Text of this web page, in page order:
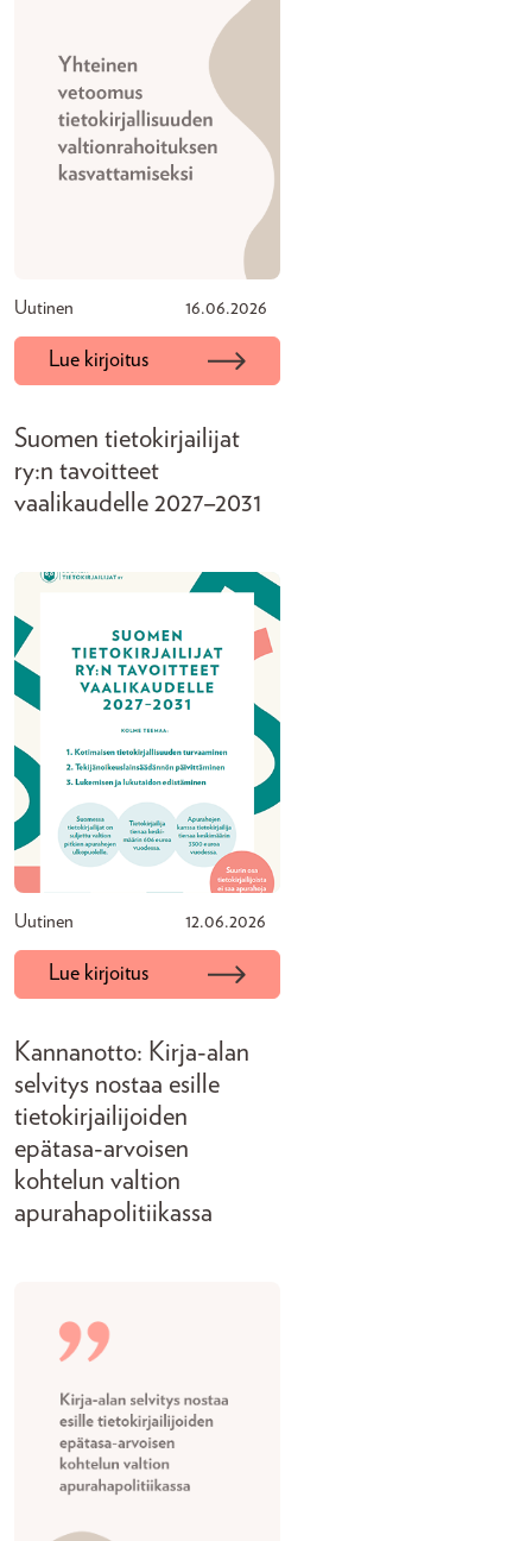
Uutinen 16.06.2026
Lue kirjoitus
Suomen tietokirjailijat
ry:n tavoitteet
vaalikaudelle 2027–2031
Uutinen 12.06.2026
Lue kirjoitus
Kannanotto: Kirja-alan
selvitys nostaa esille
tietokirjailijoiden
epätasa-arvoisen
kohtelun valtion
apurahapolitiikassa